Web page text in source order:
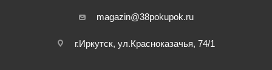
magazin@38pokupok.ru
г.Иркутск, ул.Красноказачья, 74/1